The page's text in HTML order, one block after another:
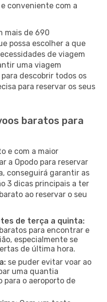
conveniente com a
mais de 690
possa escolher a que
de viagem
uma viagem
descobrir todos os
para reservar os seus
baratos para
e com a maior
a Opodo para reservar
conseguirá garantir as
3 dicas principais a ter
ao reservar o seu
de terça a quinta:
para encontrar e
especialmente se
de última hora.
se puder evitar voar ao
uma quantia
para o aeroporto de